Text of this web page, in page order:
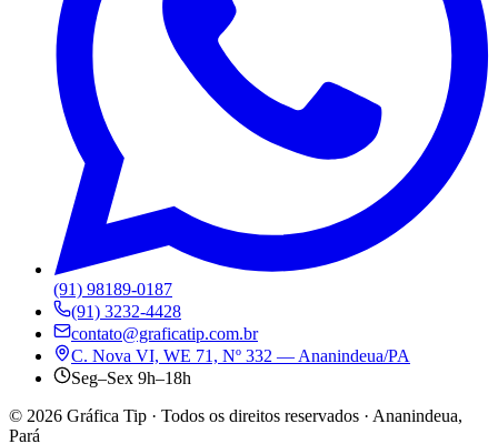
(91) 98189-0187
(91) 3232-4428
contato@graficatip.com.br
C. Nova VI, WE 71, Nº 332 — Ananindeua/PA
Seg–Sex 9h–18h
© 2026 Gráfica Tip · Todos os direitos reservados · Ananindeua,
Pará